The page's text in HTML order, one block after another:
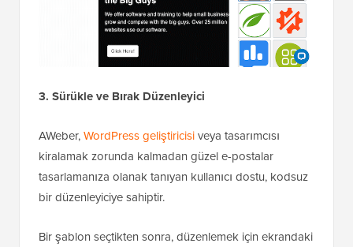
3. Sürükle ve Bırak Düzenleyici
AWeber,WordPress geliştiricisiveya tasarımcısı
kiralamak zorunda kalmadan güzel e-postalar
tasarlamanıza olanak tanıyan kullanıcı dostu, kodsuz
bir düzenleyiciye sahiptir.
Bir şablon seçtikten sonra, düzenlemek için ekrandaki